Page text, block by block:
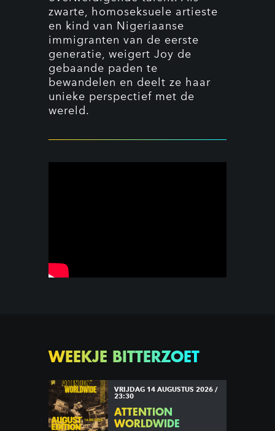
zwarte, homoseksuele artieste
en kind van Nigeriaanse
immigranten van de eerste
generatie, weigert Joy de
gebaande paden te
bewandelen en deelt ze haar
unieke perspectief met de
wereld.
WEEKJE BITTERZOET
VRIJDAG 14 AUGUSTUS 2026 /
23:30
ATTENTION
WORLDWIDE